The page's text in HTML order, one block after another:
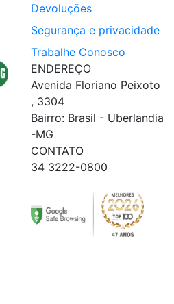
Devoluções
Segurança e privacidade
Trabalhe Conosco
ENDEREÇO
Avenida Floriano Peixoto
, 3304
Bairro: Brasil - Uberlandia
-MG
CONTATO
34 3222-0800